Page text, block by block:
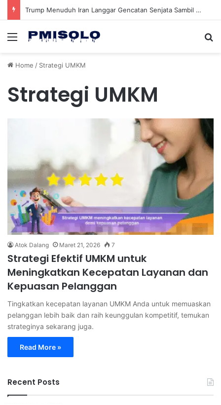
Trump Menuduh Iran Langgar Gencatan Senjata Sambil Kirim Delegasi untuk Berunding di Pakistan
Menu
Home / Strategi UMKM
Strategi UMKM
Atok Dalang Maret 21, 2026 7
Strategi Efektif UMKM untuk
Meningkatkan Kecepatan Layanan dan
Kepuasan Pelanggan
Tingkatkan kecepatan layanan UMKM Anda untuk memuaskan
pelanggan lebih baik dan raih keunggulan kompetitif, temukan
strateginya sekarang juga.
Read More »
Recent Posts